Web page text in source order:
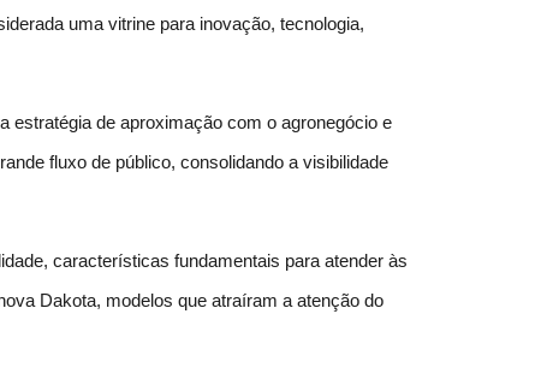
uma vitrine para inovação, tecnologia,
estratégia de aproximação com o agronegócio e
fluxo de público, consolidando a visibilidade
características fundamentais para atender às
Dakota, modelos que atraíram a atenção do